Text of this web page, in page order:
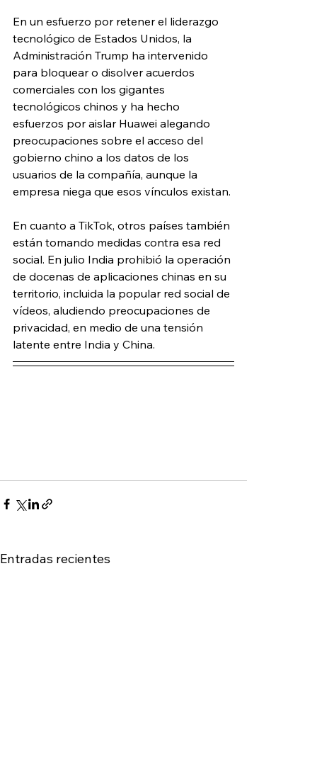
En un esfuerzo por retener el liderazgo
tecnológico de Estados Unidos, la
Administración Trump ha intervenido
para bloquear o disolver acuerdos
comerciales con los gigantes
tecnológicos chinos y ha hecho
esfuerzos por aislar Huawei alegando
preocupaciones sobre el acceso del
gobierno chino a los datos de los
usuarios de la compañía, aunque la
empresa niega que esos vínculos existan.
En cuanto a TikTok, otros países también
están tomando medidas contra esa red
social. En julio India prohibió la operación
de docenas de aplicaciones chinas en su
territorio, incluida la popular red social de
vídeos, aludiendo preocupaciones de
privacidad, en medio de una tensión
latente entre India y China.
Entradas recientes